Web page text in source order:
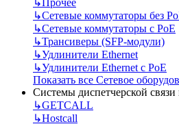
↳Прочее
↳Сетевые коммутаторы без
↳Сетевые коммутаторы с РоЕ
↳Трансиверы (SFP-модули)
↳Удлинители Ethernet
↳Удлинители Ethernet с PoE
Показать все Сетевое
Системы диспетчерской связи
↳GETCALL
↳Hostcall